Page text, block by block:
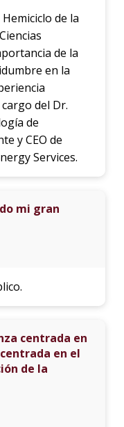
de la
de la
en la
del Dr.
de
y CEO de
Services.
mi gran
centrada en
en el
de la